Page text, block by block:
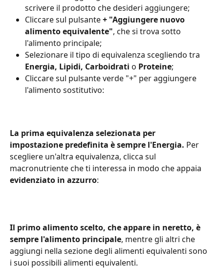
scrivere il prodotto che desideri aggiungere;
Cliccare sul pulsante + "Aggiungere nuovo
alimento equivalente", che si trova sotto
l'alimento principale;
Selezionare il tipo di equivalenza scegliendo tra
Energia, Lipidi, Carboidrati o Proteine;
Cliccare sul pulsante verde "+" per aggiungere
l'alimento sostitutivo:
La prima equivalenza selezionata per
impostazione predefinita è sempre l'Energia. Per
scegliere un'altra equivalenza, clicca sul
macronutriente che ti interessa in modo che appaia
evidenziato in azzurro:
Il primo alimento scelto, che appare in neretto, è
sempre l'alimento principale, mentre gli altri che
aggiungi nella sezione degli alimenti equivalenti sono
i suoi possibili alimenti equivalenti.